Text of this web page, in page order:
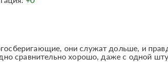
они служат дольше, и
сравнительно хорошо, даже с одной